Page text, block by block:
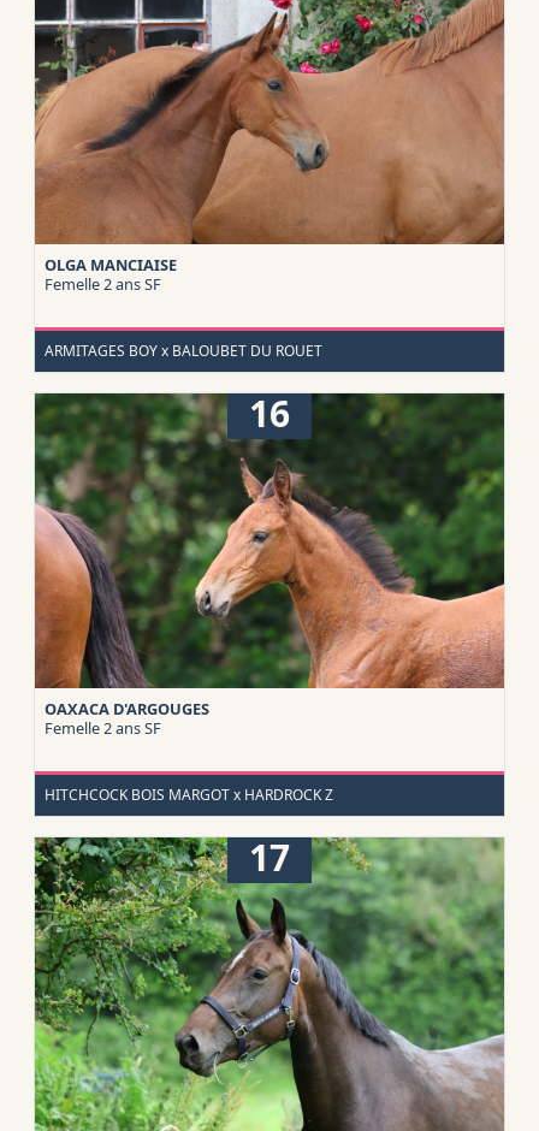
OLGA MANCIAISE
Femelle 2 ansSF
ARMITAGES BOY x BALOUBET DU ROUET
16
OAXACA D'ARGOUGES
Femelle 2 ansSF
HITCHCOCK BOIS MARGOT x HARDROCK Z
17